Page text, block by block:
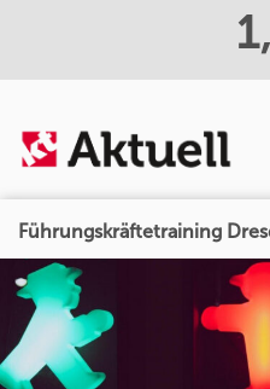
Führungskräftetraining